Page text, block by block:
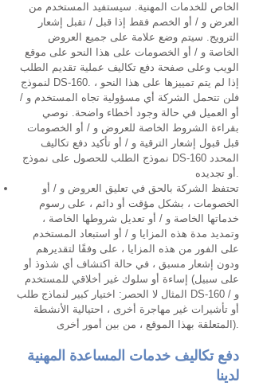
الخاص للخدمات المهنية. سيستفيد المستخدم من
العرض و / أو الخصم فقط إذا قبل / تقبل إشعار
الترويج. سيتم وضع علامة على جميع العروض
الخاصة و / أو الخصومات على هذا النحو على موقع
الويب وعلى صفحة دفع تكاليف عملية تقديم الطلب
لنموذج DS-160. إذا لم يتم تمييزها على هذا النحو ،
فلن تتحمل الشركة أي مسؤولية تجاه المستخدم و /
أو العميل في حالة وجود أخطاء واضحة. نوصي
بقراءة الشروط الخاصة للعروض و / أو الخصومات
قبل قبول إشعار الترقية و / أو تأكيد دفع تكاليف
نموذج الطلب للحصول على نموذج DS-160 المحدد
أو تجديده.
تحتفظ الشركة بالحق في تعليق العروض و / أو
الخصومات ، بشكل مؤقت أو دائم ، على رسوم
خدماتها الخاصة و / أو تعديل شروطها الخاصة ،
وتمديد مدة هذه المزايا و / أو استبعاد المستخدم
على الفور من هذه المزايا ، على وفقًا لتقديرهم
ودون إشعار مسبق ، في حالة اكتشاف أي شذوذ أو
إساءة أو سلوك غير أخلاقي للمستخدم (على سبيل
المثال لا الحصر: اختيار كبير لنماذج طلب DS-160 و /
أو تأشيرات غير مهاجرة أخرى ، احتيالية الأنشطة
المتعلقة بهذا الموقع ، من بين أمور أخرى).
دفع تكاليف خدمات المساعدة المهنية
لدينا